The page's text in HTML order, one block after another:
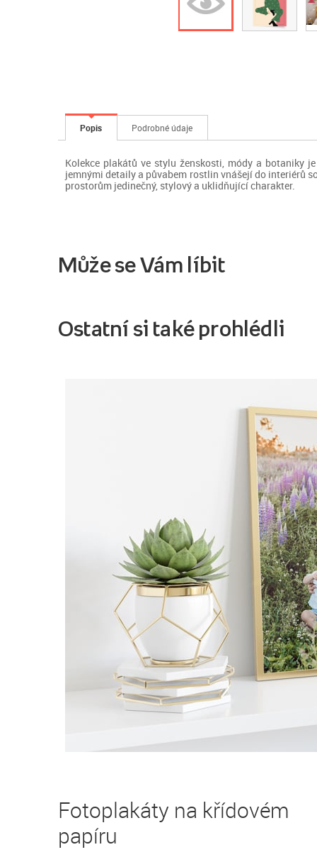
Popis Podrobné údaje
Kolekce plakátů ve stylu ženskosti, módy a botaniky
jemnými detaily a půvabem rostlin vnášejí do interiérů
prostorům jedinečný, stylový a uklidňující charakter.
Může se Vám líbit
Ostatní si také prohlédli
Fotoplakáty na křídovém
papíru